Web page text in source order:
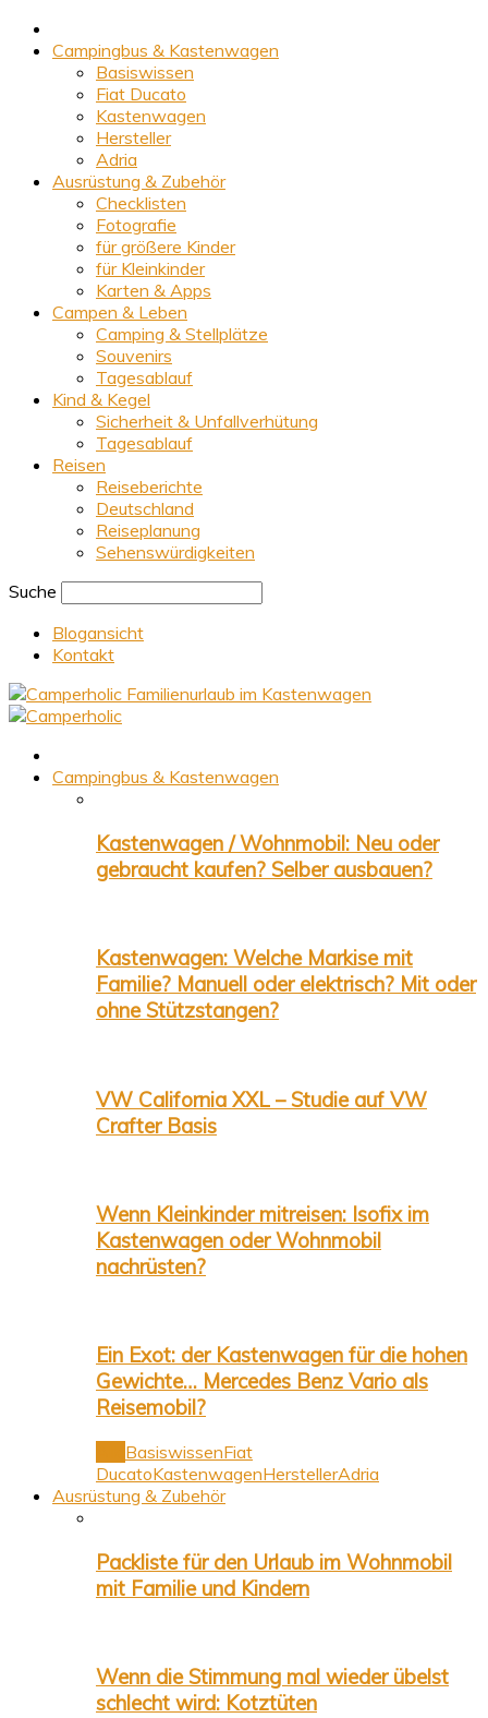
Campingbus & Kastenwagen
Basiswissen
Fiat Ducato
Kastenwagen
Hersteller
Adria
Ausrüstung & Zubehör
Checklisten
Fotografie
für größere Kinder
für Kleinkinder
Karten & Apps
Campen & Leben
Camping & Stellplätze
Souvenirs
Tagesablauf
Kind & Kegel
Sicherheit & Unfallverhütung
Tagesablauf
Reisen
Reiseberichte
Deutschland
Reiseplanung
Sehenswürdigkeiten
Suche
Blogansicht
Kontakt
Familienurlaub im Kastenwagen
Campingbus & Kastenwagen
Kastenwagen / Wohnmobil: Neu oder
gebraucht kaufen? Selber ausbauen?
Kastenwagen: Welche Markise mit
Familie? Manuell oder elektrisch? Mit oder
ohne Stützstangen?
VW California XXL – Studie auf VW
Crafter Basis
Wenn Kleinkinder mitreisen: Isofix im
Kastenwagen oder Wohnmobil
nachrüsten?
Ein Exot: der Kastenwagen für die hohen
Gewichte… Mercedes Benz Vario als
Reisemobil?
BasiswissenFiat
DucatoKastenwagenHerstellerAdria
Ausrüstung & Zubehör
Packliste für den Urlaub im Wohnmobil
mit Familie und Kindern
Wenn die Stimmung mal wieder übelst
schlecht wird: Kotztüten